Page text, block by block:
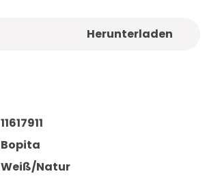
Herunterladen
11617911
Bopita
Weiß/Natur